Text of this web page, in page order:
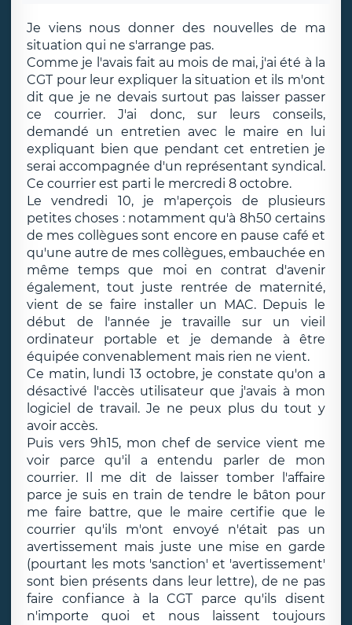
Je viens nous donner des nouvelles de ma
situation qui ne s'arrange pas.
Comme je l'avais fait au mois de mai, j'ai été à la
CGT pour leur expliquer la situation et ils m'ont
dit que je ne devais surtout pas laisser passer
ce courrier. J'ai donc, sur leurs conseils,
demandé un entretien avec le maire en lui
expliquant bien que pendant cet entretien je
serai accompagnée d'un représentant syndical.
Ce courrier est parti le mercredi 8 octobre.
Le vendredi 10, je m'aperçois de plusieurs
petites choses : notamment qu'à 8h50 certains
de mes collègues sont encore en pause café et
qu'une autre de mes collègues, embauchée en
même temps que moi en contrat d'avenir
également, tout juste rentrée de maternité,
vient de se faire installer un MAC. Depuis le
début de l'année je travaille sur un vieil
ordinateur portable et je demande à être
équipée convenablement mais rien ne vient.
Ce matin, lundi 13 octobre, je constate qu'on a
désactivé l'accès utilisateur que j'avais à mon
logiciel de travail. Je ne peux plus du tout y
avoir accès.
Puis vers 9h15, mon chef de service vient me
voir parce qu'il a entendu parler de mon
courrier. Il me dit de laisser tomber l'affaire
parce je suis en train de tendre le bâton pour
me faire battre, que le maire certifie que le
courrier qu'ils m'ont envoyé n'était pas un
avertissement mais juste une mise en garde
(pourtant les mots 'sanction' et 'avertissement'
sont bien présents dans leur lettre), de ne pas
faire confiance à la CGT parce qu'ils disent
n'importe quoi et nous laissent toujours